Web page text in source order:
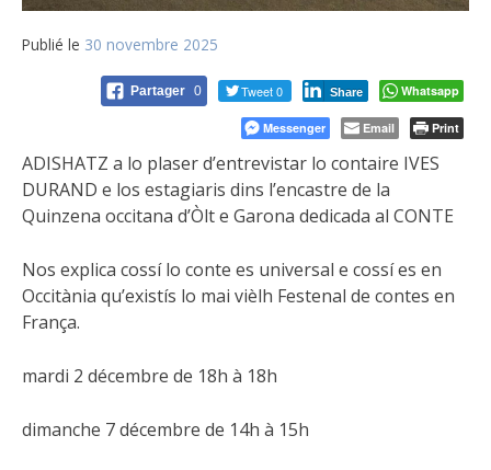
Publié le 30 novembre 2025
Partager 0 Tweet 0 Share Whatsapp
Messenger Email Print
ADISHATZ a lo plaser d’entrevistar lo contaire IVES
DURAND e los estagiaris dins l’encastre de la
Quinzena occitana d’Òlt e Garona dedicada al CONTE
Nos explica cossí lo conte es universal e cossí es en
Occitània qu’existís lo mai vièlh Festenal de contes en
França.
mardi 2 décembre de 18h à 18h
dimanche 7 décembre de 14h à 15h